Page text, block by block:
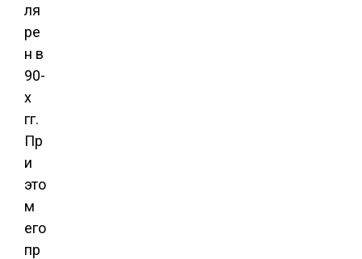
ля
ре
н в
90-
х
гг.
Пр
и
это
м
его
пр